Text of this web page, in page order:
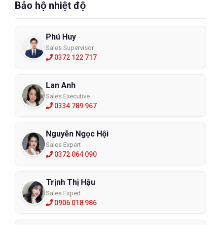
Bảo hộ nhiệt độ
Phú Huy
Sales Supervisor
0372 122 717
Lan Anh
Sales Executive
0334 789 967
Nguyễn Ngọc Hội
Sales Expert
0372 064 090
Trịnh Thị Hậu
Sales Expert
0906 018 986